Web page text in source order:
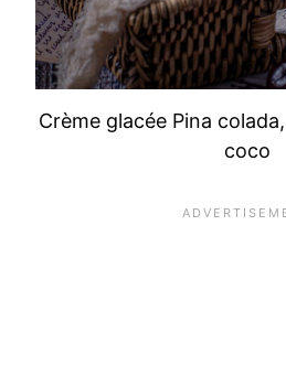
Crème glacée Pina
coco